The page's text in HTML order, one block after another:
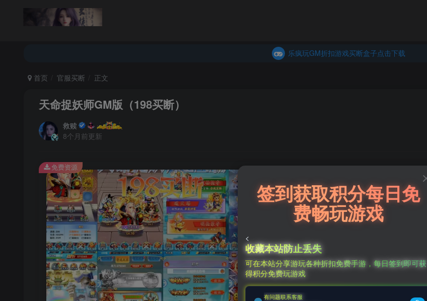
乐疯玩GM折扣游戏买断盒子点击下载
首页 官服买断 正文
天命捉妖师GM版（198买断）
救赎
8个月前更新
此内容为免费资源，请登录后查看
￥0
免费资源
签到获取积分每日免
费畅玩游戏
<
收藏本站防止丢失
可在本站分享游玩各种折扣免费手游，每日签到即可获
得积分免费玩游戏
有问题联系客服